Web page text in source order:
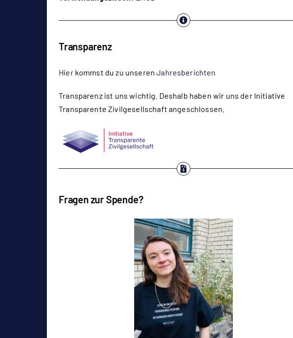
Transparenz
Hierkommst du zu unserenJahresberichten
Transparenz ist uns wichtig. Deshalb haben wir uns der Initiative
Transparente Zivilgesellschaft angeschlossen.
Fragen zur Spende?